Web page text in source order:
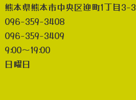
本市中央区迎町1丁目3-3
359-3408
359-3409
～19:00
曜日